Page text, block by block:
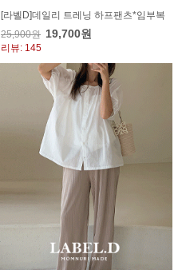
[라벨D]데일리 트레닝 하프팬츠*임부복
25,900원 19,700원
리뷰: 145